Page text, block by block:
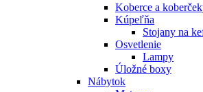
Koberce a
Kúpeľňa
Stojany na
Osvetlenie
Lampy
Úložné boxy
Nábytok